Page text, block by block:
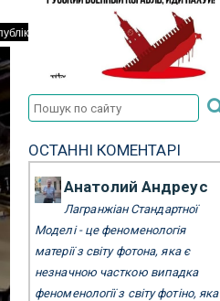
ОСТАННІ КОМЕНТАРІ
Анатолий Андреус
Лагранжіан Стандартної
Моделі - це феноменологія
матерії з світу фотона, яка є
незначною часткою випадка
феноменології з світу фотіно, яка